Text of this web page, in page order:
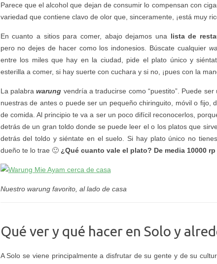
lista de
warung
¿Qué cuanto vale el plato? De media 10000 rp
Nuestro warung favorito, al lado de casa